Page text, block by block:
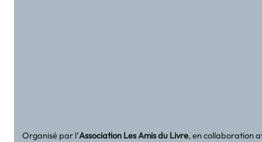
Organisé par l’Association Les Amis du Livre, en collaboration